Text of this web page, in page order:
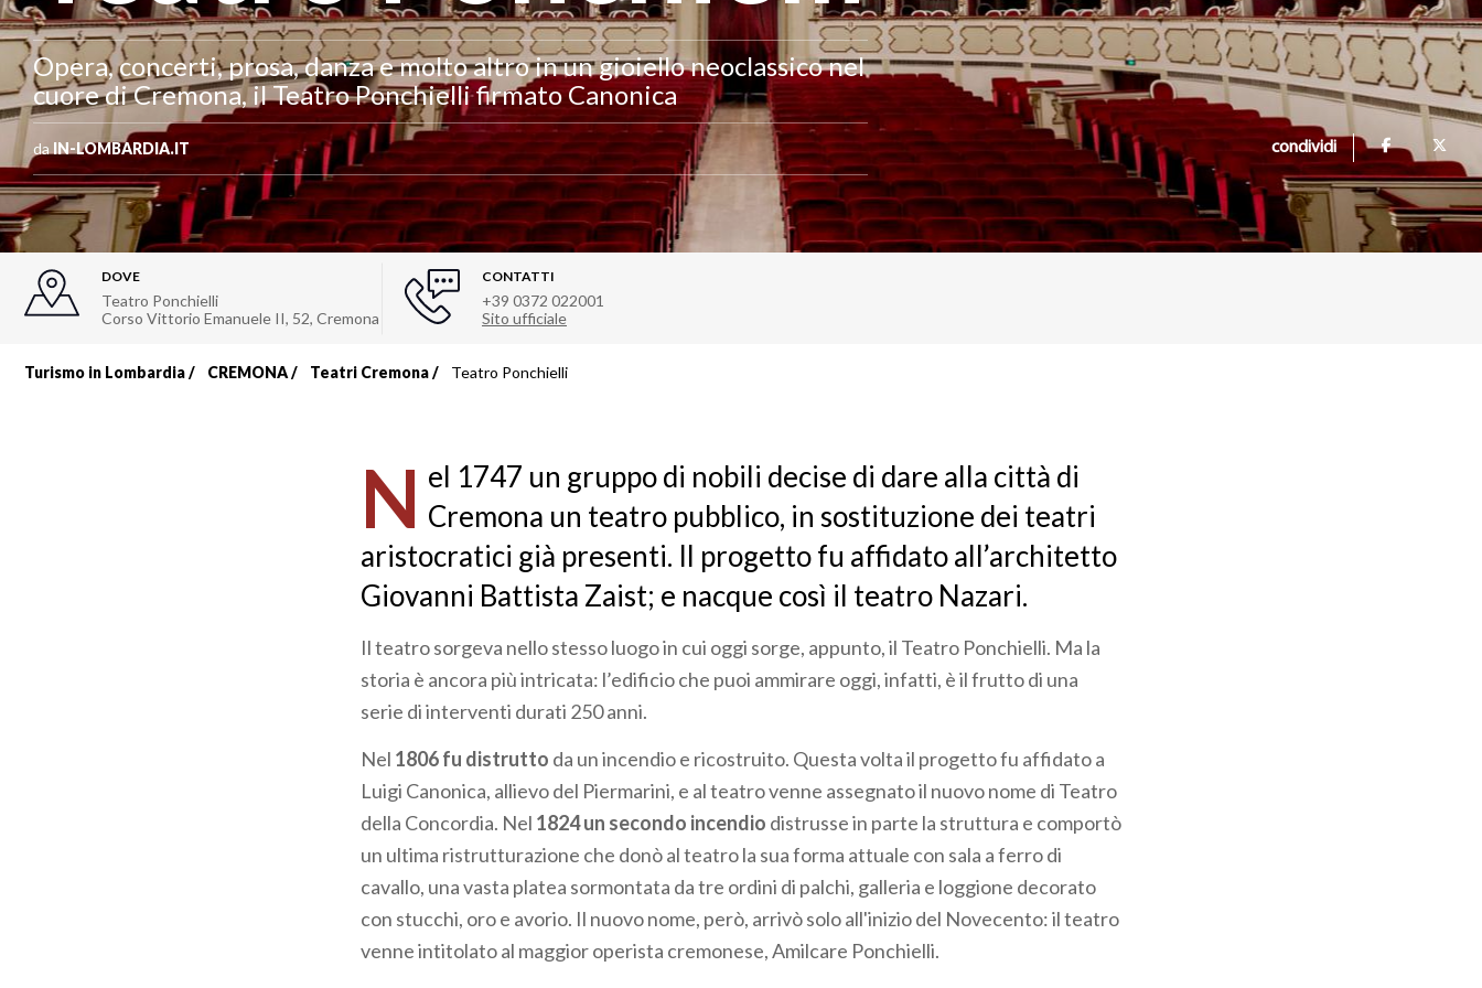
Opera, concerti, prosa, danza e molto altro in un gioiello neoclassico nel
cuore di Cremona, il Teatro Ponchielli firmato Canonica
da IN-LOMBARDIA.IT condividi
DOVE
Teatro Ponchielli
Corso Vittorio Emanuele II, 52, Cremona
CONTATTI
+39 0372 022001
Sito ufficiale
Turismo in Lombardia CREMONA Teatri Cremona Teatro Ponchielli
N el 1747 un gruppo di nobili decise di dare alla città di
Cremona un teatro pubblico, in sostituzione dei teatri
aristocratici già presenti. Il progetto fu affidato all’architetto
Giovanni Battista Zaist; e nacque così il teatro Nazari.
Il teatro sorgeva nello stesso luogo in cui oggi sorge, appunto, il Teatro Ponchielli. Ma la
storia è ancora più intricata: l’edificio che puoi ammirare oggi, infatti, è il frutto di una
serie di interventi durati 250 anni.
Nel 1806 fu distrutto da un incendio e ricostruito. Questa volta il progetto fu affidato a
Luigi Canonica, allievo del Piermarini, e al teatro venne assegnato il nuovo nome di Teatro
della Concordia. Nel 1824 un secondo incendio distrusse in parte la struttura e comportò
un ultima ristrutturazione che donò al teatro la sua forma attuale con sala a ferro di
cavallo, una vasta platea sormontata da tre ordini di palchi, galleria e loggione decorato
con stucchi, oro e avorio. Il nuovo nome, però, arrivò solo all'inizio del Novecento: il teatro
venne intitolato al maggior operista cremonese, Amilcare Ponchielli.